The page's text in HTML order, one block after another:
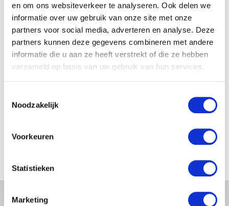
en om ons websiteverkeer te analyseren. Ook delen we
informatie over uw gebruik van onze site met onze
partners voor social media, adverteren en analyse. Deze
partners kunnen deze gegevens combineren met andere
informatie die u aan ze heeft verstrekt of die ze hebben
verzameld op basis van uw gebruik van hun services.
Noodzakelijk
Voorkeuren
Statistieken
Marketing
JOSJE HUISMAN SHOWT
BABYBUIK OP IBIZA